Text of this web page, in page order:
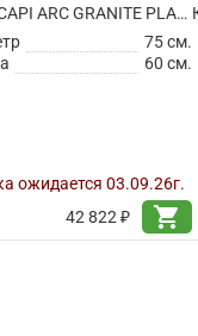
КАШПО CAPI ARC GRANITE PLANTER BALL WHITE
75 см.
60 см.
ожидается 03.09.26г.
42 822 ₽
shopping_cart